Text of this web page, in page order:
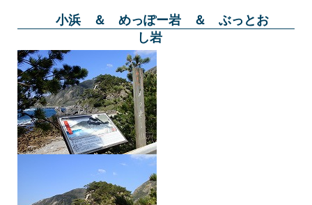
小浜 ＆ めっぽー岩 ＆ ぶっとお
し岩